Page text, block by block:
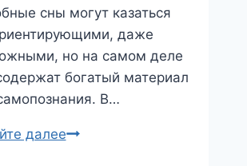
сны могут казаться
даже
но на самом деле
богатый материал
В…
далееСны